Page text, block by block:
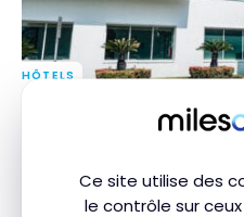
Ce site utilise des
le contrôle sur
HÔTELS
Avis : Courtyard Cancun